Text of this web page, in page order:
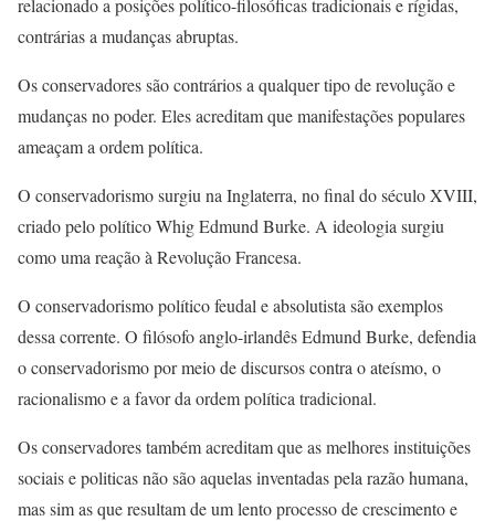
relacionado a posições político-filosóficas tradicionais e rígidas,
contrárias a mudanças abruptas.
Os conservadores são contrários a qualquer tipo de revolução e
mudanças no poder. Eles acreditam que manifestações populares
ameaçam a ordem política.
O conservadorismo surgiu na Inglaterra, no final do século XVIII,
criado pelo político Whig Edmund Burke. A ideologia surgiu
como uma reação à Revolução Francesa.
O conservadorismo político feudal e absolutista são exemplos
dessa corrente. O filósofo anglo-irlandês Edmund Burke, defendia
o conservadorismo por meio de discursos contra o ateísmo, o
racionalismo e a favor da ordem política tradicional.
Os conservadores também acreditam que as melhores instituições
sociais e politicas não são aquelas inventadas pela razão humana,
mas sim as que resultam de um lento processo de crescimento e